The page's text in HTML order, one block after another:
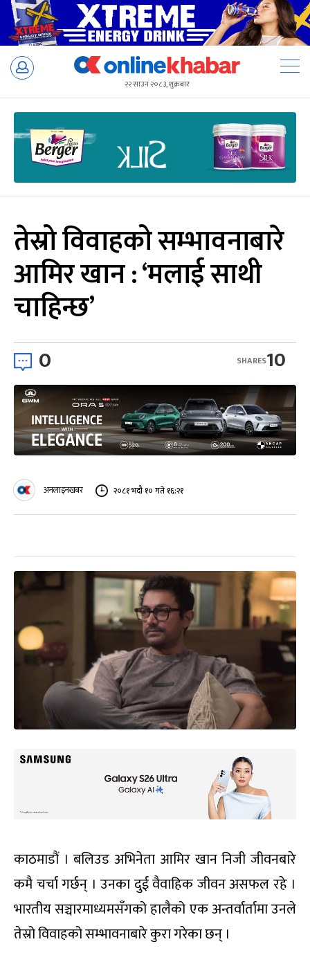
Skip
२२ साउन २०८३, शुक्रबार
तेस्रो विवाहको सम्भावनाबारे
आमिर खान : ‘मलाई साथी
चाहिन्छ’
0 10
SHARES
अनलाइनखबर २०८१ भदौ १० गते १६:२१
काठमाडौं । बलिउड अभिनेता आमिर खान निजी जीवनबारे
कमै चर्चा गर्छन् । उनका दुई वैवाहिक जीवन असफल रहे ।
भारतीय सञ्चारमाध्यमसँगको हालैको एक अन्तर्वार्तामा उनले
तेस्रो विवाहको सम्भावनाबारे कुरा गरेका छन् ।